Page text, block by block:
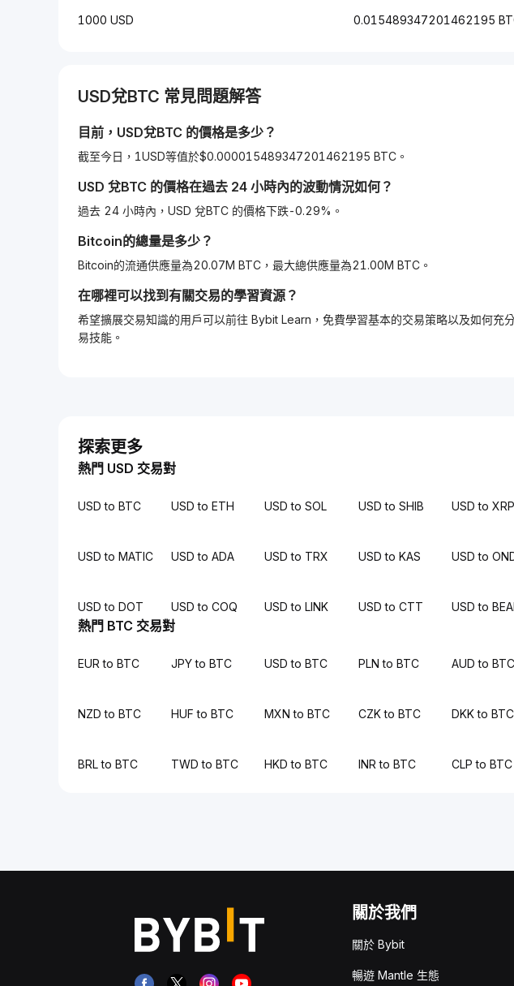
1000 USD 0.015489347201462195
USD兌BTC 常見問題解答
目前， USD兌BTC 的價格是多少？
截至今日，1USD等值於$0.000015489347201462195 BTC。
USD 兌BTC 的價格在過去 24 小時內的波動情況如何？
過去 24 小時內，USD 兌BTC 的價格下跌-0.29%。
Bitcoin的總量是多少？
Bitcoin的流通供應量為20.07M BTC，最大總供應量為21.00M BTC。
在哪裡可以找到有關交易的學習資源？
希望擴展交易知識的用戶可以前往 Bybit Learn，免費學習基本的交易策略以及如何
易技能。
探索更多
熱門 USD 交易對
USD to BTC USD to ETH USD to SOL USD to SHIB USD to XRP
USD to MATIC USD to ADA USD to TRX USD to KAS USD to
USD to DOT USD to COQ USD to LINK USD to CTT USD to
熱門 BTC 交易對
EUR to BTC JPY to BTC USD to BTC PLN to BTC AUD to BTC
NZD to BTC HUF to BTC MXN to BTC CZK to BTC DKK to BTC
BRL to BTC TWD to BTC HKD to BTC INR to BTC CLP to BTC
關於我們
關於 Bybit
暢遊 Mantle 生態